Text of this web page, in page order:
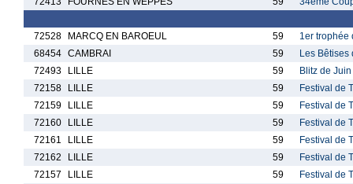
72528 MARCQ EN BAROEUL 59
1er trophée
68454 CAMBRAI 59
Les Bêtises
72493
LILLE 59
Blitz de
72158
LILLE 59
Festival de
72159
LILLE 59
Festival de
72160
LILLE 59
Festival de
72161
LILLE 59
Festival de
72162
LILLE 59
Festival de
72157
LILLE 59
Festival de